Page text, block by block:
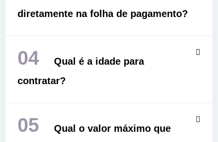
diretamente na folha de pagamento?
04
Qual é a idade para
contratar?
05
Qual o valor máximo que